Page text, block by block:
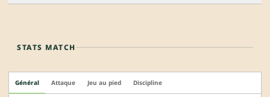
STATS MATCH
Général Attaque Jeu au pied Discipline